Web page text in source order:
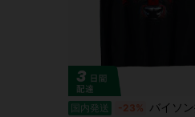
国内発送 -23% バイソン描画動物アート グラフィック